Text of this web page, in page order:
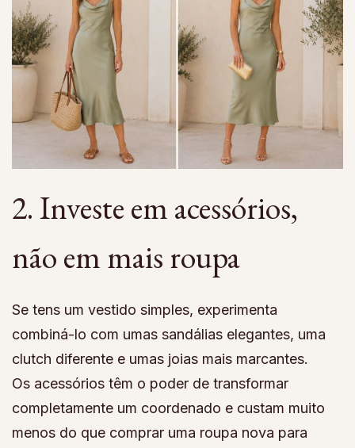
2. Investe em acessórios,
não em mais roupa
Se tens um vestido simples, experimenta
combiná-lo com umas sandálias elegantes, uma
clutch diferente e umas joias mais marcantes.
Os acessórios têm o poder de transformar
completamente um coordenado e custam muito
menos do que comprar uma roupa nova para